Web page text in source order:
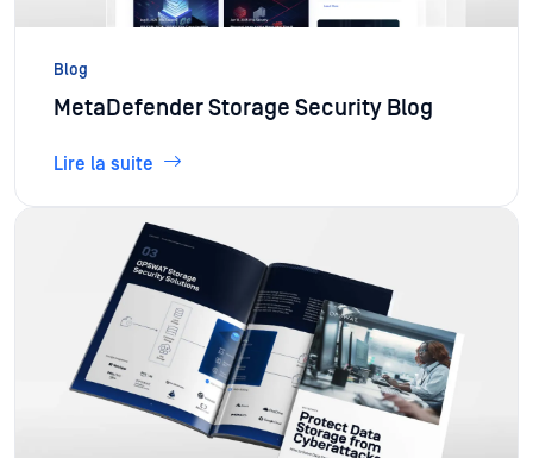
Blog
MetaDefender Storage Security Blog
Lire la suite